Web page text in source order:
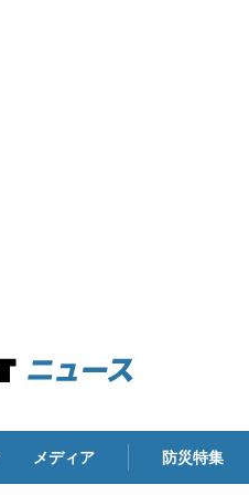
メディア 防災特集